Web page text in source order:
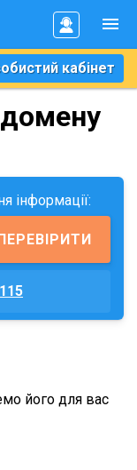
кабінет
інформації:
його для вас